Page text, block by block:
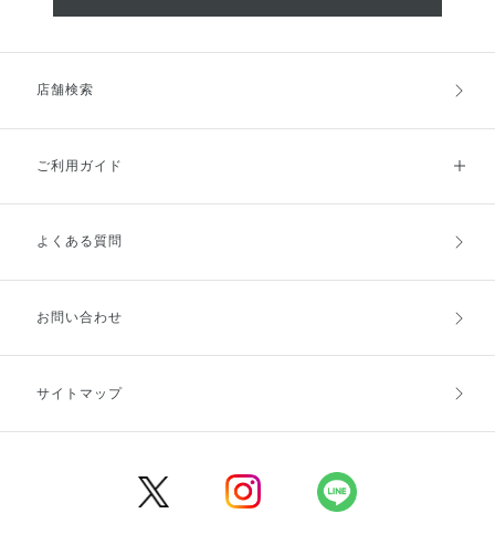
店舗検索
ご利用ガイド
ご利用ガイドトップ
お支払方法
キャンセル・返品・交換
よくある質問
お問い合わせ
サイトマップ